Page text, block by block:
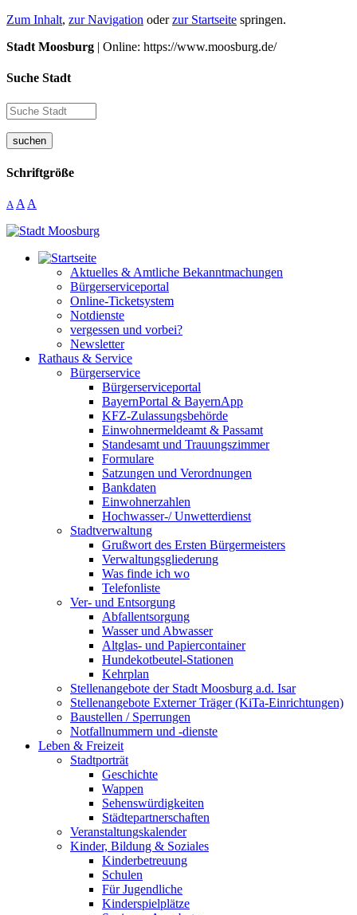
Zum Inhalt, zur Navigation oderzur Startseite springen.
Stadt Moosburg | Online: https://www.moosburg.de/
Suche Stadt
suchen
Schriftgröße
A A A
Aktuelles & Amtliche Bekanntmachungen
Bürgerserviceportal
Online-Ticketsystem
Notdienste
vergessen und vorbei?
Newsletter
Rathaus & Service
Bürgerservice
Bürgerserviceportal
BayernPortal & BayernApp
KFZ-Zulassungsbehörde
Einwohnermeldeamt & Passamt
Standesamt und Trauungszimmer
Formulare
Satzungen und Verordnungen
Bankdaten
Einwohnerzahlen
Hochwasser-/ Unwetterdienst
Stadtverwaltung
Grußwort des Ersten Bürgermeisters
Verwaltungsgliederung
Was finde ich wo
Telefonliste
Ver- und Entsorgung
Abfallentsorgung
Wasser und Abwasser
Altglas- und Papiercontainer
Hundekotbeutel-Stationen
Kehrplan
Stellenangebote der Stadt Moosburg a.d. Isar
Stellenangebote Externer Träger (KiTa-Einrichtungen)
Baustellen / Sperrungen
Notfallnummern und -dienste
Leben & Freizeit
Stadtporträt
Geschichte
Wappen
Sehenswürdigkeiten
Städtepartnerschaften
Veranstaltungskalender
Kinder, Bildung & Soziales
Kinderbetreuung
Schulen
Für Jugendliche
Kinderspielplätze